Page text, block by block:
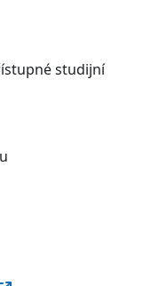
studijní